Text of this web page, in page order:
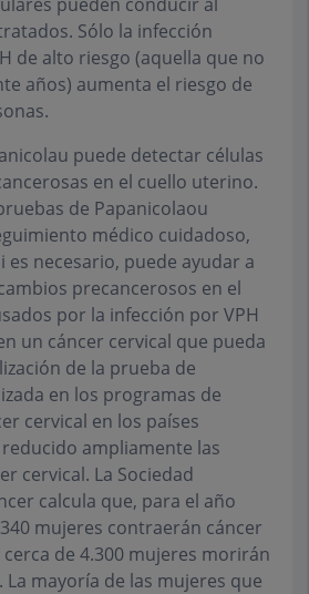
Sólo la infección
de alto riesgo (aquella que no
años) aumenta el riesgo de
puede detectar células
en el cuello uterino.
de Papanicolaou
médico cuidadoso,
necesario, puede ayudar a
precancerosos en el
por la infección por VPH
un cáncer cervical que pueda
de la prueba de
en los programas de
cervical en los países
ampliamente las
cervical. La Sociedad
calcula que, para el año
mujeres contraerán cáncer
de 4.300 mujeres morirán
mayoría de las mujeres que